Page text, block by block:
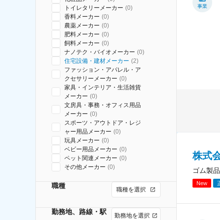
トイレタリーメーカー (0)
香料メーカー (0)
農薬メーカー (0)
肥料メーカー (0)
飼料メーカー (0)
ナノテク・バイオメーカー (0)
住宅設備・建材メーカー (2)
ファッション・アパレル・ア
クセサリーメーカー (0)
家具・インテリア・生活雑貨
メーカー (0)
文房具・事務・オフィス用品
メーカー (0)
スポーツ・アウトドア・レジ
ャー用品メーカー (0)
玩具メーカー (0)
ベビー用品メーカー (0)
ペット関連メーカー (0)
その他メーカー (0)
職種 職種を選択
勤務地、路線・駅 勤務地を選択
事業
株式
ゴム製
New